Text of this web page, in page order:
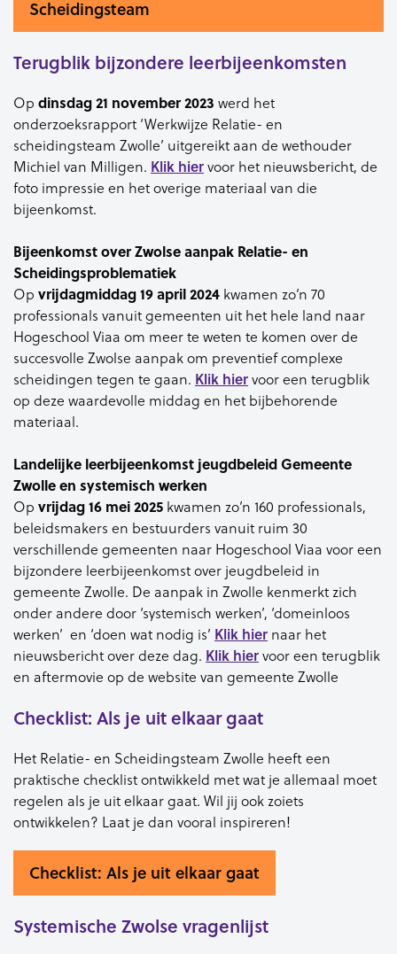
Scheidingsteam
Terugblik bijzondere leerbijeenkomsten
Op dinsdag 21 november 2023 werd het
onderzoeksrapport ‘Werkwijze Relatie- en
scheidingsteam Zwolle’ uitgereikt aan de wethouder
Michiel van Milligen. Klik hiervoor het nieuwsbericht, de
foto impressie en het overige materiaal van die
bijeenkomst.
Bijeenkomst over Zwolse aanpak Relatie- en
Scheidingsproblematiek
Op vrijdagmiddag 19 april 2024 kwamen zo’n 70
professionals vanuit gemeenten uit het hele land naar
Hogeschool Viaa om meer te weten te komen over de
succesvolle Zwolse aanpak om preventief complexe
scheidingen tegen te gaan. Klik hiervoor een terugblik
op deze waardevolle middag en het bijbehorende
materiaal.
Landelijke leerbijeenkomst jeugdbeleid Gemeente
Zwolle en systemisch werken
Op vrijdag 16 mei 2025 kwamen zo’n 160 professionals,
beleidsmakers en bestuurders vanuit ruim 30
verschillende gemeenten naar Hogeschool Viaa voor een
bijzondere leerbijeenkomst over jeugdbeleid in
gemeente Zwolle. De aanpak in Zwolle kenmerkt zich
onder andere door ‘systemisch werken’, ‘domeinloos
werken’ en ‘doen wat nodig is’ Klik hier naar het
nieuwsbericht over deze dag. Klik hiervoor een terugblik
en aftermovie op de website van gemeente Zwolle
Checklist: Als je uit elkaar gaat
Het Relatie- en Scheidingsteam Zwolle heeft een
praktische checklist ontwikkeld met wat je allemaal moet
regelen als je uit elkaar gaat. Wil jij ook zoiets
ontwikkelen? Laat je dan vooral inspireren!
Checklist: Als je uit elkaar gaat
Systemische Zwolse vragenlijst